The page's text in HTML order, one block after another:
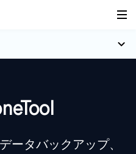
ータバックアップ、